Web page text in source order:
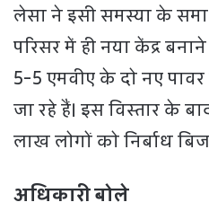
लेसा ने इसी समस्या के
परिसर में ही नया केंद्र
5-5 एमवीए के दो नए पावर
जा रहे हैं। इस विस्तार के
लाख लोगों को निर्बाध
अधिकारी बोले